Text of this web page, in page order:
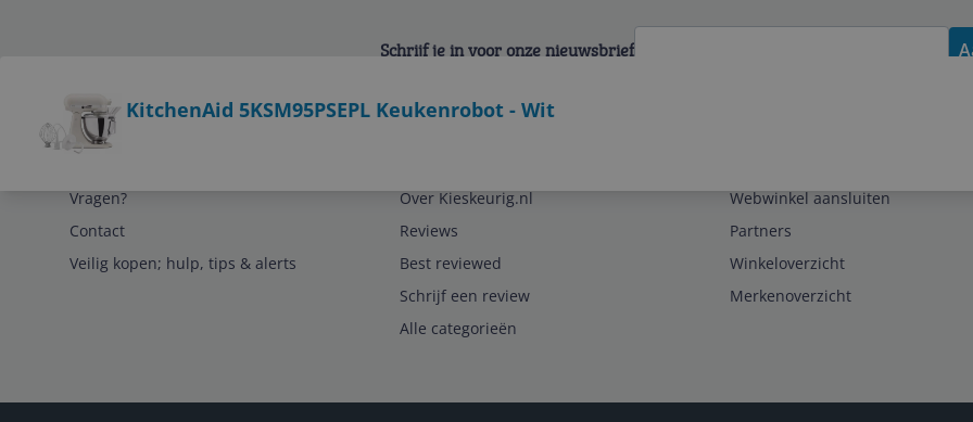
KitchenAid 5KSM95PSEPL Keukenrobot - Wit
Schrijf je in voor onze nieuwsbrief
Vragen?
Contact
Veilig kopen; hulp, tips & alerts
Over Kieskeurig.nl
Reviews
Best reviewed
Schrijf een review
Alle categorieën
Webwinkel aansluiten
Partners
Winkeloverzicht
Merkenoverzicht